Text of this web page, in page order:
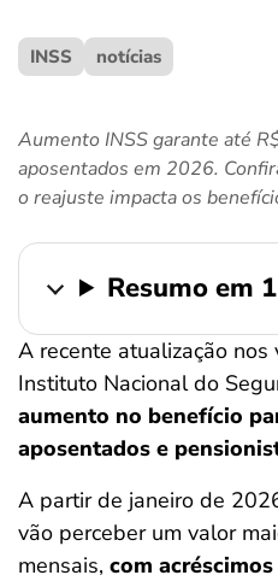
INSS notícias
Aumento INSS garante até
aposentados em 2026.
o reajuste impacta os
Resumo em
A recente atualização
Instituto Nacional do
aumento no benefício
aposentados e
A partir de janeiro de
vão perceber um valor
mensais, com